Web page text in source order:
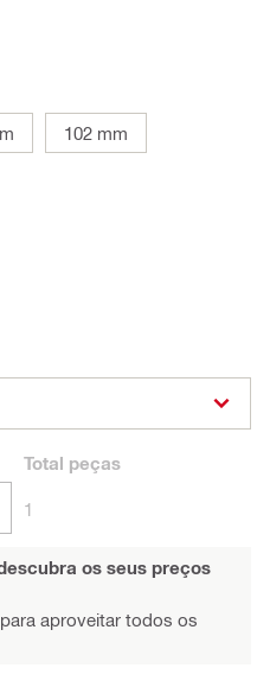
102 mm
Total peças
1
os seus preços
para aproveitar todos os